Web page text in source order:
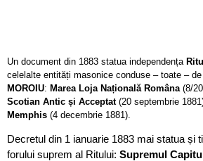
Un document din 1883 statua independența
celelalte entități masonice conduse – toate – de
MOROIU: Marea Loja Națională Româna (8/
Scotian Antic și Acceptat(20 septembrie
Memphis (4 decembrie 1881).
Decretul din 1 ianuarie 1883 mai statua și
forului suprem al Ritului: Supremul